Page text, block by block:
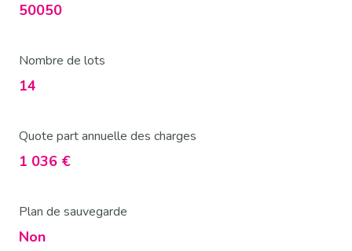
50050
Nombre de lots
14
Quote part annuelle des charges
1 036 €
Plan de sauvegarde
Non